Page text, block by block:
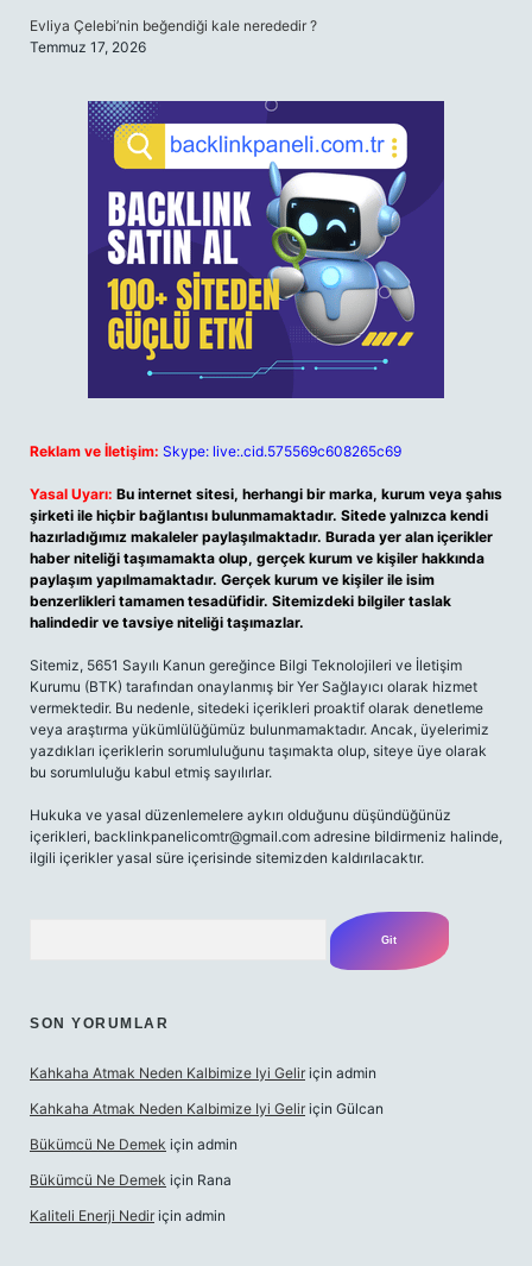
Evliya Çelebi’nin beğendiği kale nerededir ?
Temmuz 17, 2026
Reklam ve İletişim: Skype: live:.cid.575569c608265c69
Yasal Uyarı: Bu internet sitesi, herhangi bir marka, kurum veya şahıs
şirketi ile hiçbir bağlantısı bulunmamaktadır. Sitede yalnızca kendi
hazırladığımız makaleler paylaşılmaktadır. Burada yer alan içerikler
haber niteliği taşımamakta olup, gerçek kurum ve kişiler hakkında
paylaşım yapılmamaktadır. Gerçek kurum ve kişiler ile isim
benzerlikleri tamamen tesadüfidir. Sitemizdeki bilgiler taslak
halindedir ve tavsiye niteliği taşımazlar.
Sitemiz, 5651 Sayılı Kanun gereğince Bilgi Teknolojileri ve İletişim
Kurumu (BTK) tarafından onaylanmış bir Yer Sağlayıcı olarak hizmet
vermektedir. Bu nedenle, sitedeki içerikleri proaktif olarak denetleme
veya araştırma yükümlülüğümüz bulunmamaktadır. Ancak, üyelerimiz
yazdıkları içeriklerin sorumluluğunu taşımakta olup, siteye üye olarak
bu sorumluluğu kabul etmiş sayılırlar.
Hukuka ve yasal düzenlemelere aykırı olduğunu düşündüğünüz
içerikleri, backlinkpanelicomtr@gmail.com adresine bildirmeniz halinde,
ilgili içerikler yasal süre içerisinde sitemizden kaldırılacaktır.
SON YORUMLAR
Kahkaha Atmak Neden Kalbimize Iyi Gelir için admin
Kahkaha Atmak Neden Kalbimize Iyi Gelir için Gülcan
Bükümcü Ne Demek için admin
Bükümcü Ne Demek için Rana
Kaliteli Enerji Nedir için admin